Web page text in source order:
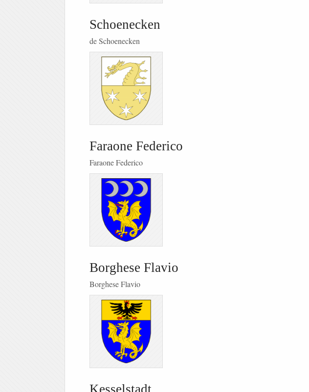
Schoenecken
de Schoenecken
Faraone Federico
Faraone Federico
Borghese Flavio
Borghese Flavio